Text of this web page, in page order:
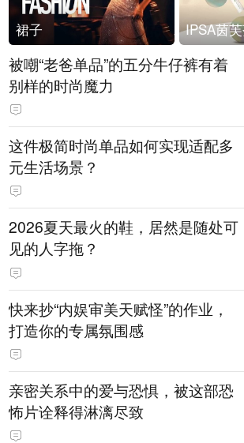
裙子
被嘲“老爸单品”的五分牛仔裤有着
别样的时尚魔力
这件极简时尚单品如何实现适配多
元生活场景？
2026夏天最火的鞋，居然是随处可
见的人字拖？
快来抄“内娱审美天赋怪”的作业，
打造你的专属氛围感
亲密关系中的爱与恐惧，被这部恐
怖片诠释得淋漓尽致